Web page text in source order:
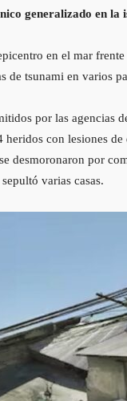
generalizado en la
en el mar
de tsunami en varios
por las agencias
heridos con lesiones
desmoronaron por
varias casas.